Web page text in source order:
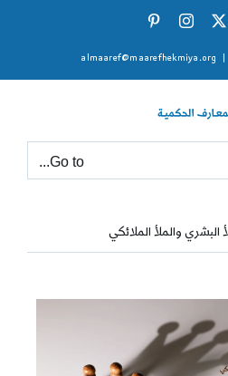
X
Instagram
almaaref@maarefhekmiya.org
Go to...
البشري والملأ الملائكي